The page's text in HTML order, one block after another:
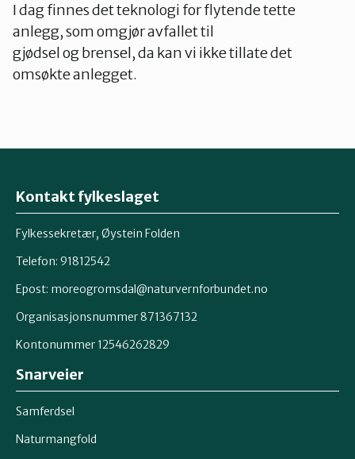
I dag finnes det teknologi for flytende tette
anlegg, som omgjør avfallet til
gjødsel og brensel, da kan vi ikke tillate det
omsøkte anlegget.
Kontakt fylkeslaget
Fylkessekretær, Øystein Folden
Telefon: 91812542
Epost: moreogromsdal@naturvernforbundet.no
Organisasjonsnummer 871367132
Kontonummer 12546262829
Snarveier
Samferdsel
Naturmangfold